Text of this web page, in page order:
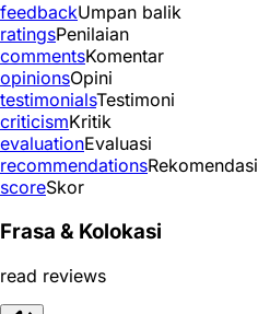
feedbackUmpan balik
ratingsPenilaian
commentsKomentar
opinionsOpini
testimonialsTestimoni
criticismKritik
evaluationEvaluasi
recommendationsRekomendasi
scoreSkor
Frasa & Kolokasi
read reviews